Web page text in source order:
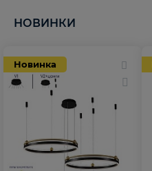
НОВИНКИ
Новинка